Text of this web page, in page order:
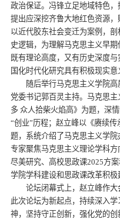
政治保证。冯锋立足地域特色，
提出应深挖齐鲁大地红色资源
以近代胶东社会变迁为案例，
史逻辑，为理解马克思主义早
既有理论高度，又有历史深度
国化时代化研究具有积极现实意
随后举行马克思主义学院
党委书记郭百灵主持。马克思
多 众人拾柴火焰高》为题，深
“创业”历程；赵立峰以《赓续
题，系统介绍了马克思主义学
专家聚焦马克思主义理论学科
尽美研究、高校思政课2025方
学院学科建设和思政课改革积极
论坛闭幕式上，赵立峰作
此次论坛为新起点，持续深入
神，坚持守正创新，强化党的